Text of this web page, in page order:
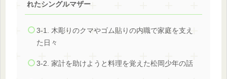
れたシングルマザー
3-1. 木彫りのクマやゴム貼りの内職で家庭を支え
た日々
3-2. 家計を助けようと料理を覚えた松岡少年の話